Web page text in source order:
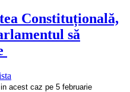
Constituțională,
să
acest caz pe 5 februarie